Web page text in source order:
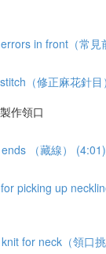
in front（常見
（修正麻花針
作領口
（藏線） (4:01)
picking up
for neck（領口